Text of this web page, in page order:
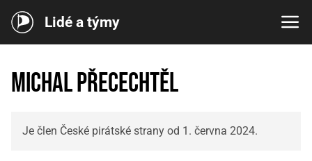
Lidé a týmy
Michal Přecechtěl
Je člen České pirátské strany od 1. června 2024.